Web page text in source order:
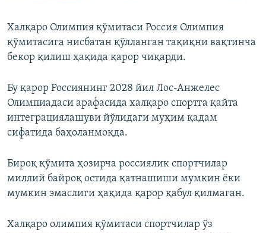
Халқаро Олимпия қўмитаси Россия Олимпия
қўмитасига нисбатан қўлланган тақиқни вақтинча
бекор қилиш ҳақида қарор чиқарди.
Бу қарор Россиянинг 2028 йил Лос-Анжелес
Олимпиадаси арафасида халқаро спортга қайта
интеграциялашуви йўлидаги муҳим қадам
сифатида баҳоланмоқда.
Бироқ қўмита ҳозирча россиялик спортчилар
миллий байроқ остида қатнашиши мумкин ёки
мумкин эмаслиги ҳақида қарор қабул қилмаган.
Халқаро олимпия қўмитаси спортчилар ўз